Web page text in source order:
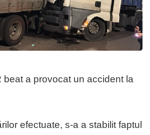
beat a provocat un accident la
efectuate, s-a a stabilit faptul